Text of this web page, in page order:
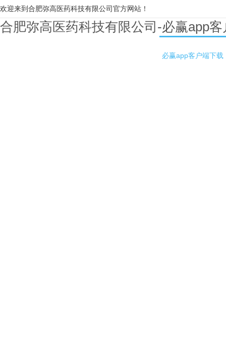
欢迎来到合肥弥高医药科技有限公司官方网站！
合肥弥高医药科技有限公司-必赢app
必赢app客户端下载